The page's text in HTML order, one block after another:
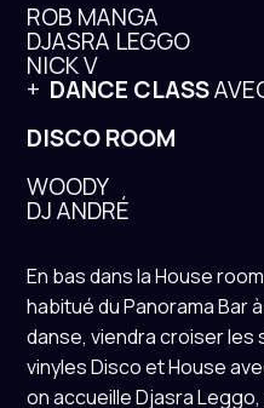
ROB MANGA
DJASRA LEGGO
NICK V
+ DANCE CLASS
DISCO ROOM
WOODY
DJ ANDRÉ
En bas dans la House
habitué du Panorama Bar
danse, viendra croiser les
vinyles Disco et House
on accueille Djasra